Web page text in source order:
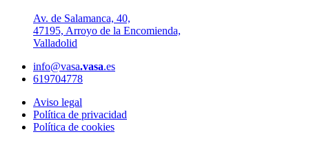
Av. de Salamanca, 40,
47195, Arroyo de la Encomienda,
Valladolid
info@vasa.vasa.es
619704778
Aviso legal
Política de privacidad
Política de cookies